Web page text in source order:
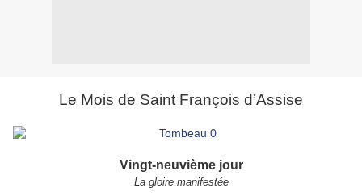
Le Mois de Saint François d’Assise
Vingt-neuvième jour
La gloire manifestée